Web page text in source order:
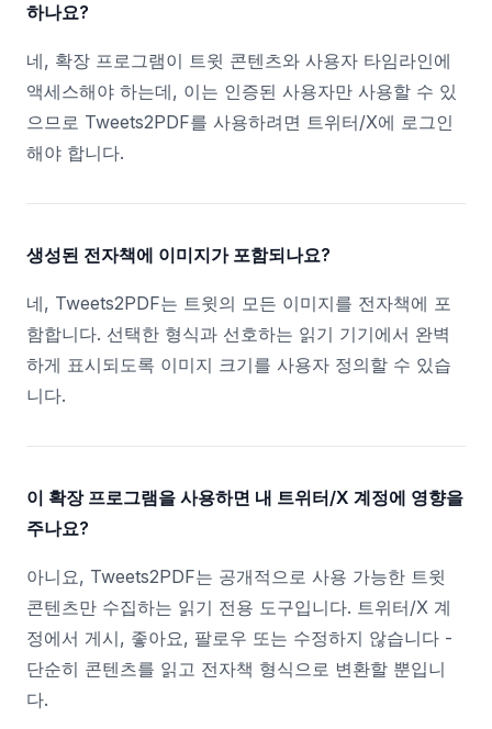
하나요?
네, 확장 프로그램이 트윗 콘텐츠와 사용자 타임라인에
액세스해야 하는데, 이는 인증된 사용자만 사용할 수 있
으므로 Tweets2PDF를 사용하려면 트위터/X에 로그인
해야 합니다.
생성된 전자책에 이미지가 포함되나요?
네, Tweets2PDF는 트윗의 모든 이미지를 전자책에 포
함합니다. 선택한 형식과 선호하는 읽기 기기에서 완벽
하게 표시되도록 이미지 크기를 사용자 정의할 수 있습
니다.
이 확장 프로그램을 사용하면 내 트위터/X 계정에 영향을
주나요?
아니요, Tweets2PDF는 공개적으로 사용 가능한 트윗
콘텐츠만 수집하는 읽기 전용 도구입니다. 트위터/X 계
정에서 게시, 좋아요, 팔로우 또는 수정하지 않습니다 -
단순히 콘텐츠를 읽고 전자책 형식으로 변환할 뿐입니
다.